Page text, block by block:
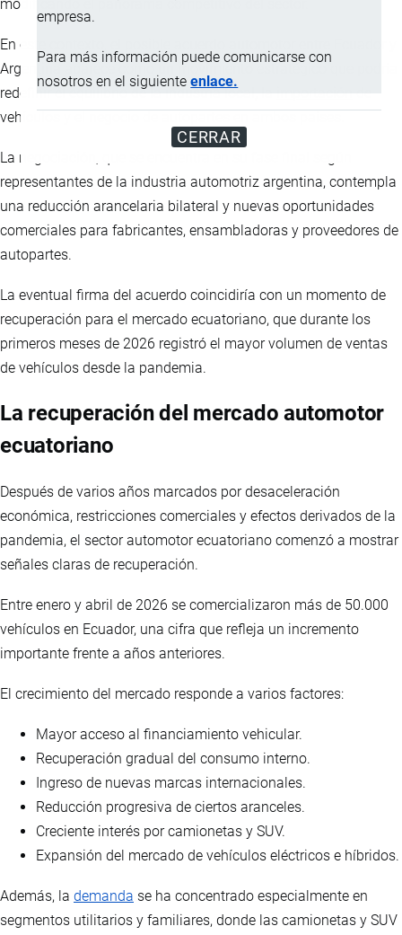
empresa.
Para más información puede comunicarse con
nosotros en el siguienteenlace.
CERRAR
modificando el panorama competitivo del sector.
En este contexto, el posible acuerdo automotor entre Ecuador y
Argentina aparece como un movimiento estratégico que podría
redefinir el equilibrio de la industria local, la
vehículos y el negocio de autopartes en ambos países.
La negociación, que se encuentra en su fase final según
representantes de la industria automotriz argentina, contempla
una reducción arancelaria bilateral y nuevas oportunidades
comerciales para fabricantes, ensambladoras y proveedores de
autopartes.
La eventual firma del acuerdo coincidiría con un momento de
recuperación para el mercado ecuatoriano, que durante los
primeros meses de 2026 registró el mayor volumen de ventas
de vehículos desde la pandemia.
La recuperación del mercado automotor
ecuatoriano
Después de varios años marcados por desaceleración
económica, restricciones comerciales y efectos derivados de la
pandemia, el sector automotor ecuatoriano comenzó a mostrar
señales claras de recuperación.
Entre enero y abril de 2026 se comercializaron más de 50.000
vehículos en Ecuador, una cifra que refleja un incremento
importante frente a años anteriores.
El crecimiento del mercado responde a varios factores:
Mayor acceso al financiamiento vehicular.
Recuperación gradual del consumo interno.
Ingreso de nuevas marcas internacionales.
Reducción progresiva de ciertos aranceles.
Creciente interés por camionetas y SUV.
Expansión del mercado de vehículos eléctricos e híbridos.
Además, la demanda se ha concentrado especialmente en
segmentos utilitarios y familiares, donde las camionetas y SUV